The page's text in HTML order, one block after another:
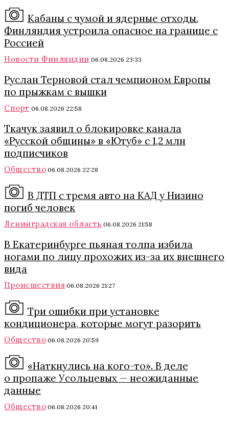
Кабаны с чумой и ядерные отходы.
Финляндия устроила опасное на границе с
Россией
Новости Финляндии 06.08.2026 23:33
Руслан Терновой стал чемпионом Европы
по прыжкам с вышки
Спорт 06.08.2026 22:58
Ткачук заявил о блокировке канала
«Русской общины» в «Ютуб» с 1,2 млн
подписчиков
Общество 06.08.2026 22:28
В ДТП с тремя авто на КАД у Низино
погиб человек
Ленинградская область 06.08.2026 21:58
В Екатеринбурге пьяная толпа избила
ногами по лицу прохожих из-за их внешнего
вида
Происшествия 06.08.2026 21:27
Три ошибки при установке
кондиционера, которые могут разорить
Общество 06.08.2026 20:59
«Наткнулись на кого-то». В деле
о пропаже Усольцевых — неожиданные
данные
Общество 06.08.2026 20:41